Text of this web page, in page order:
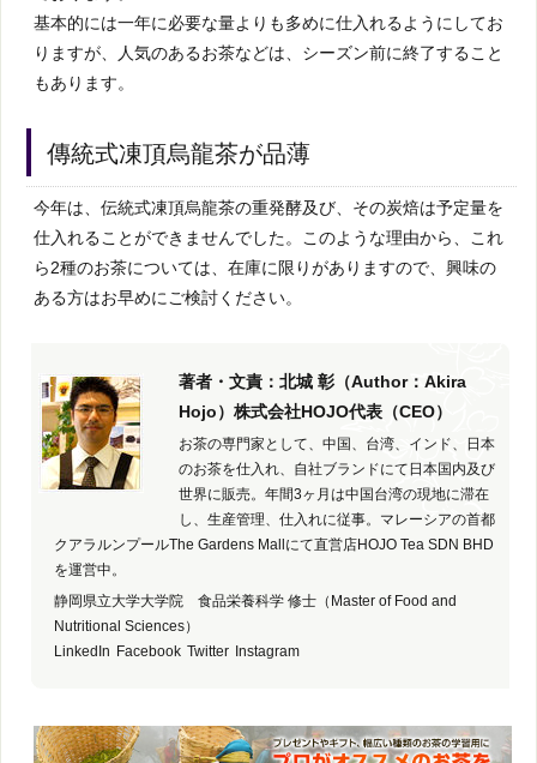
基本的には一年に必要な量よりも多めに仕入れるようにしてお
りますが、人気のあるお茶などは、シーズン前に終了すること
もあります。
傳統式凍頂烏龍茶が品薄
今年は、伝統式凍頂烏龍茶の重発酵及び、その炭焙は予定量を
仕入れることができませんでした。このような理由から、これ
ら2種のお茶については、在庫に限りがありますので、興味の
ある方はお早めにご検討ください。
著者・文責：北城 彰（Author：Akira
Hojo）株式会社HOJO代表（CEO）
お茶の専門家として、中国、台湾、インド、日本
のお茶を仕入れ、自社ブランドにて日本国内及び
世界に販売。年間3ヶ月は中国台湾の現地に滞在
し、生産管理、仕入れに従事。マレーシアの首都
クアラルンプールThe Gardens Mallにて直営店HOJO Tea SDN BHD
を運営中。
静岡県立大学大学院 食品栄養科学 修士（Master of Food and
Nutritional Sciences）
LinkedIn Facebook Twitter Instagram